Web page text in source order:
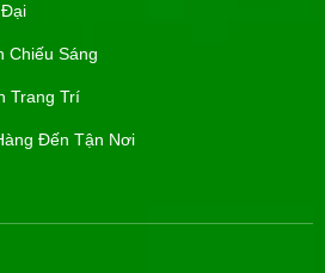
Chiếu Sáng
Trang Trí
Đến Tận Nơi